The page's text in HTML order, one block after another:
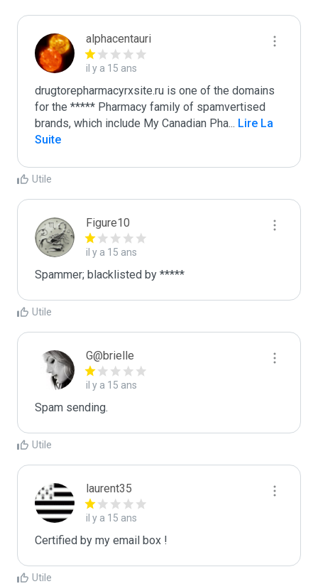
alphacentauri
il y a 15 ans
drugtorepharmacyrxsite.ru is one of the domains
for the ***** Pharmacy family of spamvertised
brands, which include My Canadian Pha... Lire La
Suite
Utile
Figure10
il y a 15 ans
Spammer; blacklisted by *****
Utile
G@brielle
il y a 15 ans
Spam sending.
Utile
laurent35
il y a 15 ans
Certified by my email box !
Utile